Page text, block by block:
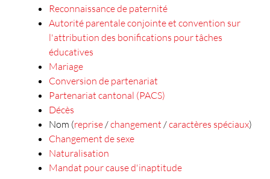
Reconnaissance de paternité
Autorité parentale conjointe et convention sur
l'attribution des bonifications pour tâches
éducatives
Mariage
Conversion de partenariat
Partenariat cantonal (PACS)
Décès
Nom (reprise /changement /caractères spéciaux)
Changement de sexe
Naturalisation
Mandat pour cause d'inaptitude